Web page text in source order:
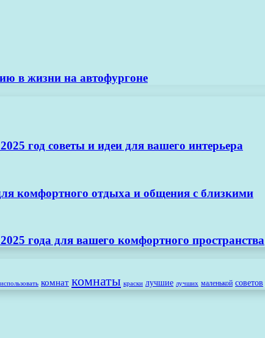
в жизни на автофургоне
год советы и идеи для вашего интерьера
комфортного отдыха и общения с близкими
года для вашего комфортного пространства
использовать комнат комнаты краски лучшие лучших маленькой советов